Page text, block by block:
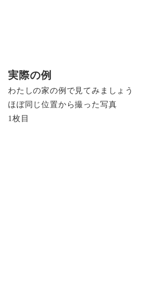
実際の例
わたしの家の例で見てみましょう
ほぼ同じ位置から撮った写真
1枚目